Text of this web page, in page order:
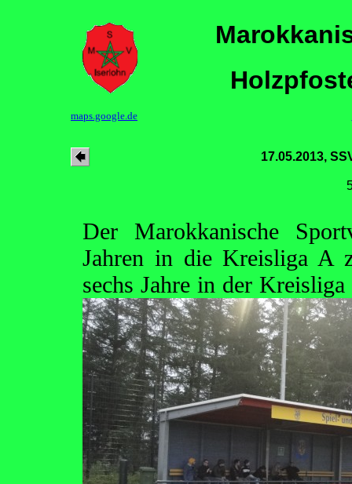
maps.google.de
17.05.2013,
Der Marokkanische
Jahren in die Kreisliga A
sechs Jahre in der